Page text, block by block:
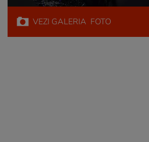
VEZI GALERIA FOTO